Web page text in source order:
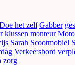
Doe het zelf Gabber
klussen monteur
Sarah Scootmobiel
Verkeersbord
zorg